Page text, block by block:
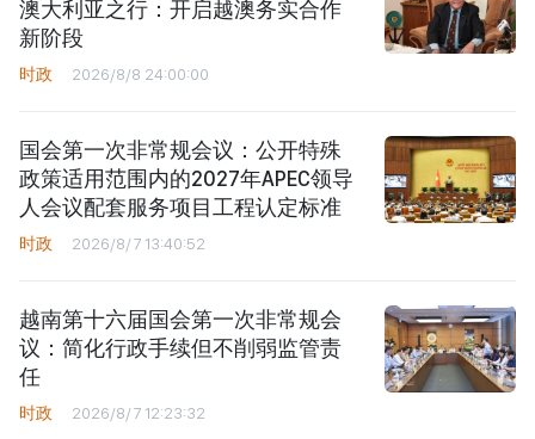
澳大利亚之行：开启越澳务实合作
新阶段
时政 2026/8/8 24:00:00
国会第一次非常规会议：公开特殊
政策适用范围内的2027年APEC领导
人会议配套服务项目工程认定标准
时政 2026/8/7 13:40:52
越南第十六届国会第一次非常规会
议：简化行政手续但不削弱监管责
任
时政 2026/8/7 12:23:32